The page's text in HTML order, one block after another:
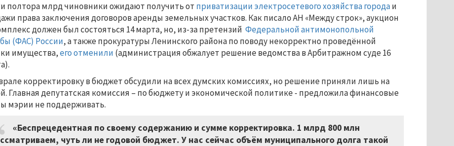
полтора млрд чиновники ожидают получить от приватизации электросетевого хозяйства городаи
права заключения договоров аренды земельных участков. Как писало АН «Между строк», аукцион
должен был состояться 14 марта, но, из-за претензий Федеральной антимонопольной
(ФАС) России, а также прокуратуры Ленинского района по поводу некорректно проведённой
имущества,его отменили (администрация обжалует решение ведомства в Арбитражном суде 16
корректировку в бюджет обсудили на всех думских комиссиях, но решение приняли лишь на
Главная депутатская комиссия – по бюджету и экономической политике - предложила финансовые
мэрии не поддерживать.
«Беспрецедентная по своему содержанию и сумме корректировка. 1 млрд 800 млн
чуть ли не годовой бюджет. У нас сейчас объём муниципального долга такой